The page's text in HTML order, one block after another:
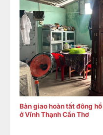
Bàn giao hoàn tất đông
ở Vĩnh Thạnh Cần Thơ